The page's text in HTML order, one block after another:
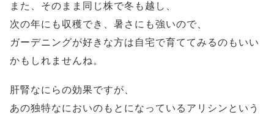
また、そのまま同じ株で冬も越し、
次の年にも収穫でき、暑さにも強いので、
ガーデニングが好きな方は自宅で育ててみるのもいい
かもしれませんね。
肝腎なにらの効果ですが、
あの独特なにおいのもとになっているアリシンという